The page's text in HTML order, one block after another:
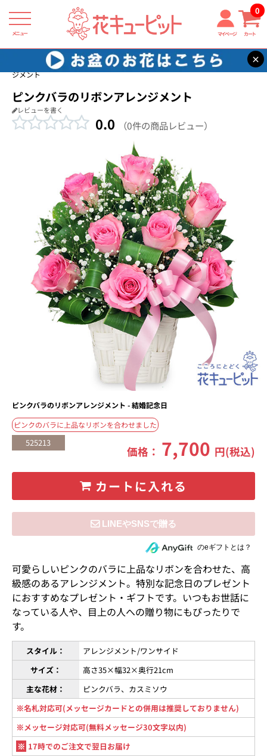
メニュー マイページ カート
0
×
花キューピット 結婚記念日
【結婚記念日】ピンクバラのリボンアレン
ジメント
ピンクバラのリボンアレンジメント
レビューを書く
0.0 （0件の商品レビュー）
ピンクバラのリボンアレンジメント - 結婚記念日
ピンクのバラに上品なリボンを合わせました
525213
価格： 7,700 円(税込)
カートに入れる
住所を知らない相手にeギフトで贈るのeギフトとは？
可愛らしいピンクのバラに上品なリボンを合わせた、高
級感のあるアレンジメント。特別な記念日のプレゼント
におすすめなプレゼント・ギフトです。いつもお世話に
なっている人や、目上の人への贈り物にもぴったりで
す。
スタイル：
アレンジメント/ワンサイド
サイズ：
高さ35×幅32×奥行21cm
主な花材：
ピンクバラ、カスミソウ
※名札対応可(メッセージカードとの併用は推奨しておりません)
※メッセージ対応可(無料メッセージ30文字以内)
※ 17時でのご注文で翌日お届け